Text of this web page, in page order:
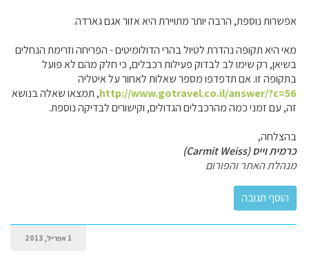
אפשרות נוספת, הרבה יותר מתויירת היא אזור אגם גארדה.
מאי היא תקופה נהדרת לטיול בהרי הדולומיטים - הפריחה וזרימת הנחלים
בשיאן, רק שימו לב לבדוק פעילות רכבלים, כי חלק מהם לא פועל
בתקופה זו. אם תדפדפו מספר שאלות לאחור על איטליה
http://www.gotravel.co.il/answer/?c=56, תמצאו שאלה בנושא
זה, עם זמני כמה מהרכבלים הגדולים, וקישורים לבדיקה נוספת.
בהצלחה,
כרמית וייס (Carmit Weiss)
מנהלת האתר והפורום
1 אפריל, 2013